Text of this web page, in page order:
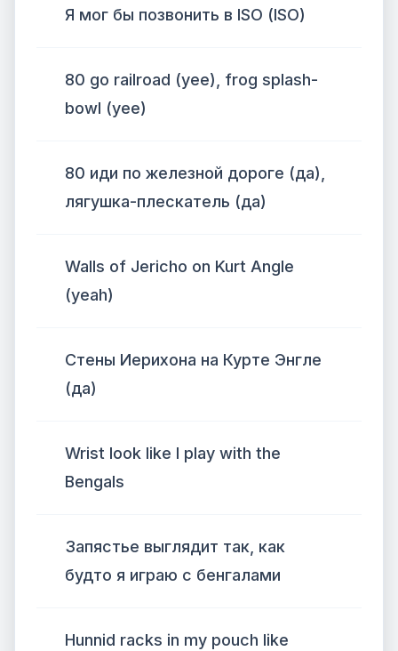
Я мог бы позвонить в ISO (ISO)
80 go railroad (yee), frog splash-
bowl (yee)
80 иди по железной дороге (да),
лягушка-плескатель (да)
Walls of Jericho on Kurt Angle
(yeah)
Стены Иерихона на Курте Энгле
(да)
Wrist look like I play with the
Bengals
Запястье выглядит так, как
будто я играю с бенгалами
Hunnid racks in my pouch like